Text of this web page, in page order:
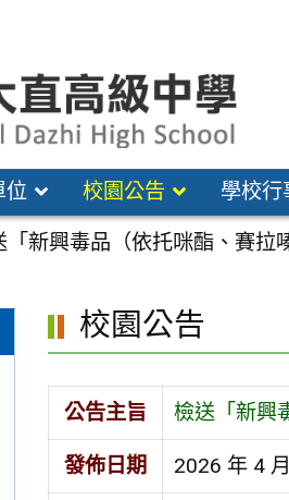
位 校園公告 學校行
「新興毒品（依托咪酯、賽拉
校園公告
公告主旨 檢送「新興
發佈日期 2026 年 4